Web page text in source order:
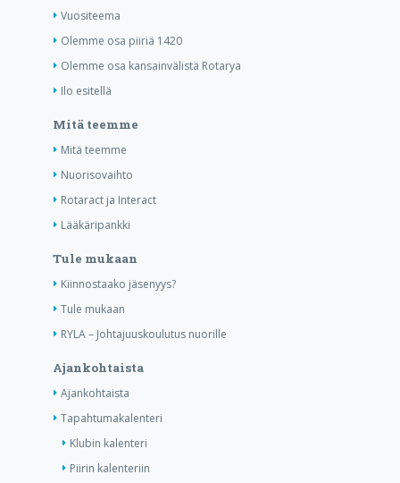
Vuositeema
Olemme osa piiriä 1420
Olemme osa kansainvälistä Rotarya
Ilo esitellä
Mitä teemme
Mitä teemme
Nuorisovaihto
Rotaract ja Interact
Lääkäripankki
Tule mukaan
Kiinnostaako jäsenyys?
Tule mukaan
RYLA – Johtajuuskoulutus nuorille
Ajankohtaista
Ajankohtaista
Tapahtumakalenteri
Klubin kalenteri
Piirin kalenteriin